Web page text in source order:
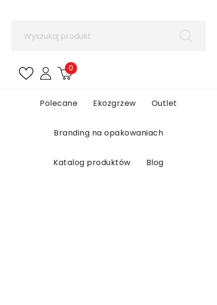
0
Polecane Ekozgrzew Outlet
Branding na opakowaniach
Katalog produktów Blog
Aby zapisać produkty na liście ulubionych, musisz
Anuluj Zaloguj się